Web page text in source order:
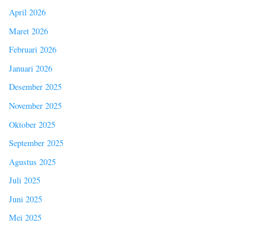
April 2026
Maret 2026
Februari 2026
Januari 2026
Desember 2025
November 2025
Oktober 2025
September 2025
Agustus 2025
Juli 2025
Juni 2025
Mei 2025